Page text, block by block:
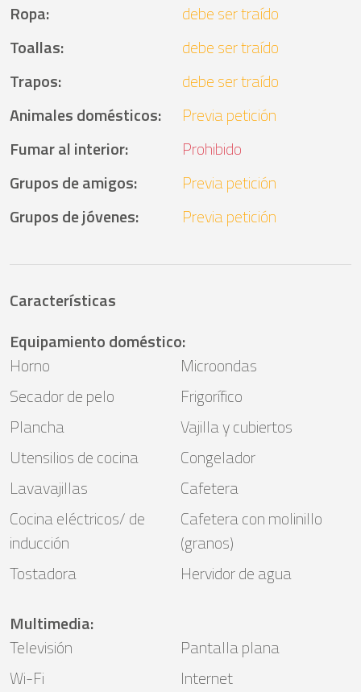
Ropa:
debe ser traído
Toallas:
debe ser traído
Trapos:
debe ser traído
Animales domésticos:
Previa petición
Fumar al interior:
Prohibido
Grupos de amigos:
Previa petición
Grupos de jóvenes: Previa petición
Características
Equipamiento doméstico:
Horno
Microondas
Secador de pelo
Frigorífico
Plancha
Vajilla y cubiertos
Utensilios de cocina
Congelador
Lavavajillas
Cafetera
Cocina eléctricos/ de
inducción
Cafetera con molinillo
(granos)
Tostadora
Hervidor de agua
Multimedia:
Televisión
Pantalla plana
Wi-Fi
Internet